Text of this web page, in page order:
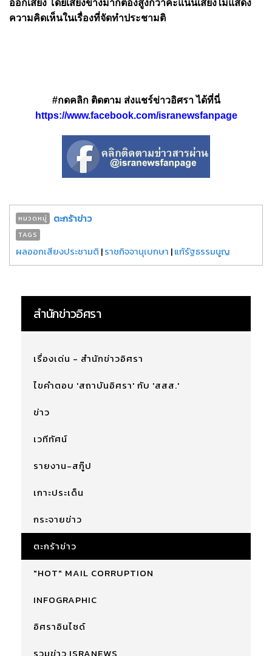
ออกเสียง โดยเสียงข้างมากต้องสูงกว่าคะแนนเสียงไม่แสดง
ความคิดเห็นในเรื่องที่จัดทำประชามติ
#กดคลิก ติดตาม ส่งแชร์ข่าวอิศรา ได้ที่นี่
https://www.facebook.com/isranewsfanpage
หมวดหมู่ ตะกร้าข่าว
TAGS
ผลออกเสียงประชามติ |ราชกิจจานุเบกษา |แก้รัฐธรรมนูญ
สำนักข่าวอิศรา
เรื่องเด่น - สำนักข่าวอิศรา
ไขคำตอบ 'สถาบันอิศรา' กับ 'สสส.'
ข่าว
เวทีทัศน์
รายงาน-สกู๊ป
เกาะประเด็น
กระจายข่าว
ตะกร้าข่าว
"HOT" MAIL CORRUPTION
INFOGRAPHIC
อิศราอินไซด์
รวมข่าว ISRANEWS